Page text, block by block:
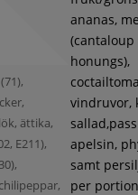
ättika,
E211),
ananas,
(cantaloup
honungs),
vindruvor,
apelsin,
samt
per